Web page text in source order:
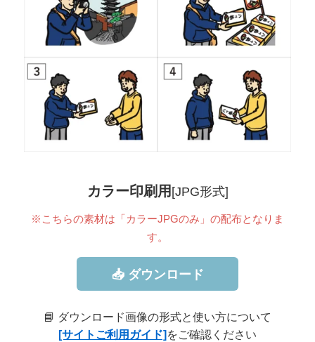
カラー印刷用 [JPG形式]
※こちらの素材は「カラーJPGのみ」の配布となりま
す。
📥 ダウンロード
📘 ダウンロード画像の形式と使い方について
[サイトご利用ガイド] をご確認ください